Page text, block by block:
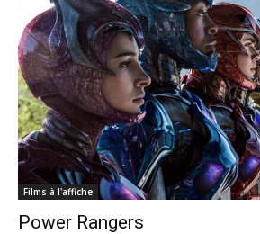
Films à l'affiche
Power Rangers